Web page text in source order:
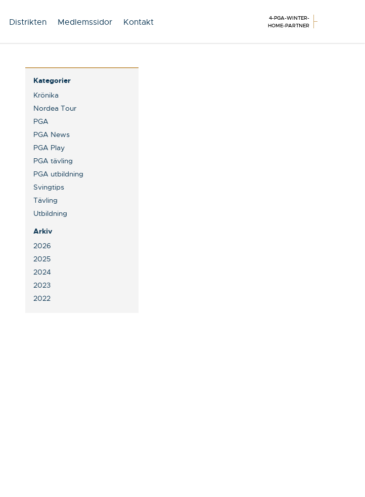
Distrikten Medlemssidor Kontakt
4-PGA-WINTER-
HOME-PARTNER
Kategorier
Krönika
Nordea Tour
PGA
PGA News
PGA Play
PGA tävling
PGA utbildning
Svingtips
Tävling
Utbildning
Arkiv
2026
2025
2024
2023
2022